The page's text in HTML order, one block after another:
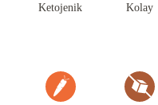
Ketojenik Kolay